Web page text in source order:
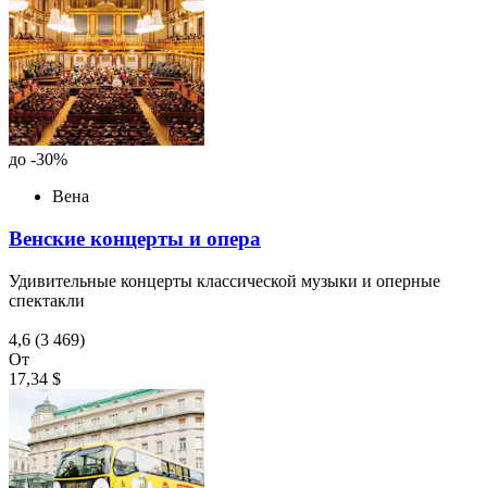
до -30%
Вена
Венские концерты и опера
Удивительные концерты классической музыки и оперные
спектакли
4,6 (3 469)
От
17,34 $